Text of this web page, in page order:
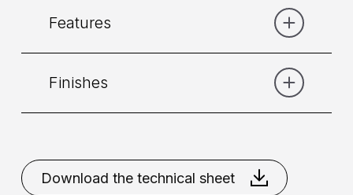
Features
Placement: Wall
Finishes
Bronze Chrome Copper Gold
Chrome
Download the technical sheet